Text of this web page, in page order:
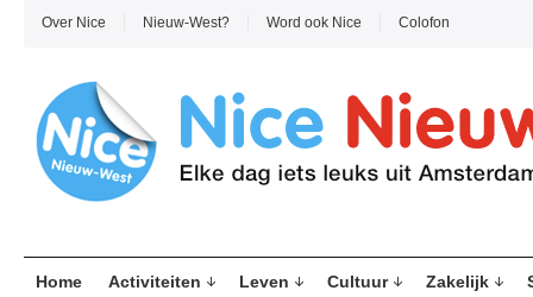
Over Nice Nieuw-West? Word ook Nice Colofon
Home Activiteiten Leven Cultuur Zakelijk